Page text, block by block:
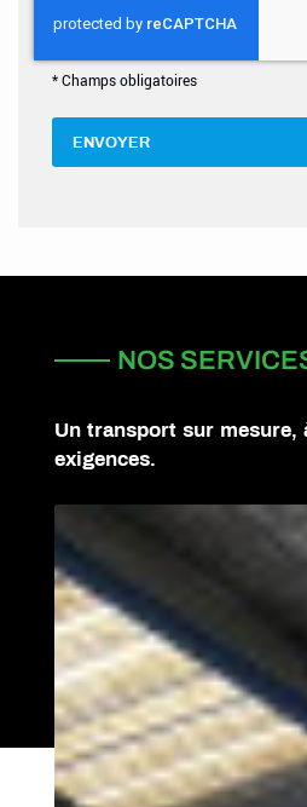
*Champs obligatoires
NOS
Un transport sur mesure,
exigences.